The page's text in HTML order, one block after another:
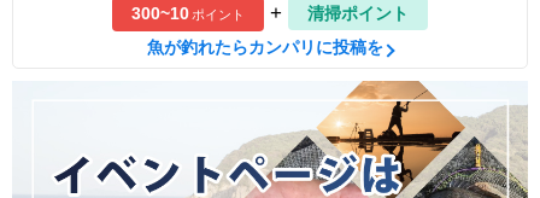
300~10ポイント +
清掃ポイント
魚が釣れたらカンパリに投稿を